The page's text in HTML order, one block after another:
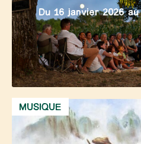
Du 16 janvier 2026
MUSIQUE